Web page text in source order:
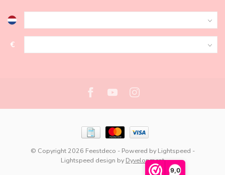
9,0
€
© Copyright 2026 Feestdeco - Powered by Lightspeed -
Lightspeed design by Dyvelopment